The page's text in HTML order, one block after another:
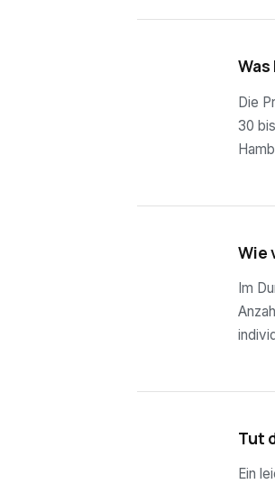
Die
30
Wie
Im
Tut
Ein